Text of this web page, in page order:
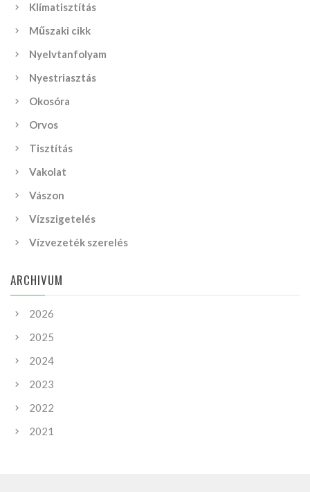
Klímatisztítás
Műszaki cikk
Nyelvtanfolyam
Nyestriasztás
Okosóra
Orvos
Tisztítás
Vakolat
Vászon
Vízszigetelés
Vízvezeték szerelés
ARCHIVUM
2026
2025
2024
2023
2022
2021